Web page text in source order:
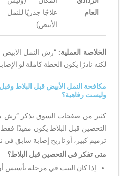
العام
علاجًا جذريًا للنمل
الأبيض)
الخلاصة العملية: “رش النمل الابيض
لكنه نادرًا يكون الخطة كاملة لو
مكافحة النمل الأبيض قبل البلاط
وليست رفاهية؟
كثير من صفحات السوق تذكر “رش
التحصين قبل البلاط يكون مفيدًا
ترميم كبير، أو تاريخ إصابة سابق
متى تفكر في التحصين قبل البلاط؟
إذا كان البيت في مرحلة تأسيس